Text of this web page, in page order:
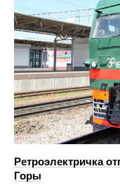
Ретроэлектричка
Горы